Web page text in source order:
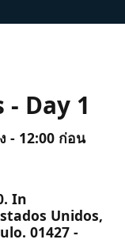
Day 1
- 12:00 ก่อน
In
Unidos,
01427 -